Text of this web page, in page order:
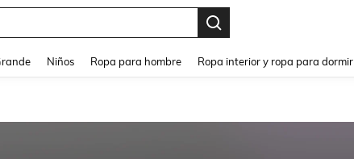
Niños Ropa para hombre Ropa interior y ropa para dormir